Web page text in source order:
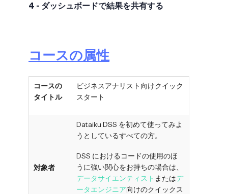
4 - ダッシュボードで結果を共有する
コースの属性
コースの
タイトル
ビジネスアナリスト向けクイック
スタート
対象者
Dataiku DSS を初めて使ってみよ
うとしているすべての方。
DSS におけるコードの使用のほ
うに強い関心をお持ちの場合は、
データサイエンティスト またはデ
ータエンジニア向けのクイックス